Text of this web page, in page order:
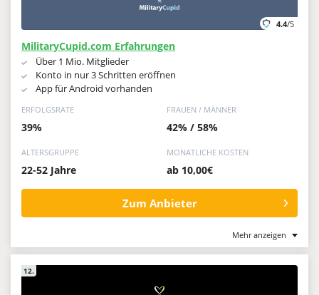
4.4/5
MilitaryCupid.com Erfahrungen
Über 1 Mio. Mitglieder
Konto in nur 3 Schritten eröffnen
App für Android vorhanden
ERFOLGSRATE
39%
FRAUEN / MÄNNER
42% / 58%
ALTERSGRUPPE
22-52 Jahre
MONATLICHE KOSTEN
ab 10,00€
Zum Anbieter
Mehr anzeigen
12.